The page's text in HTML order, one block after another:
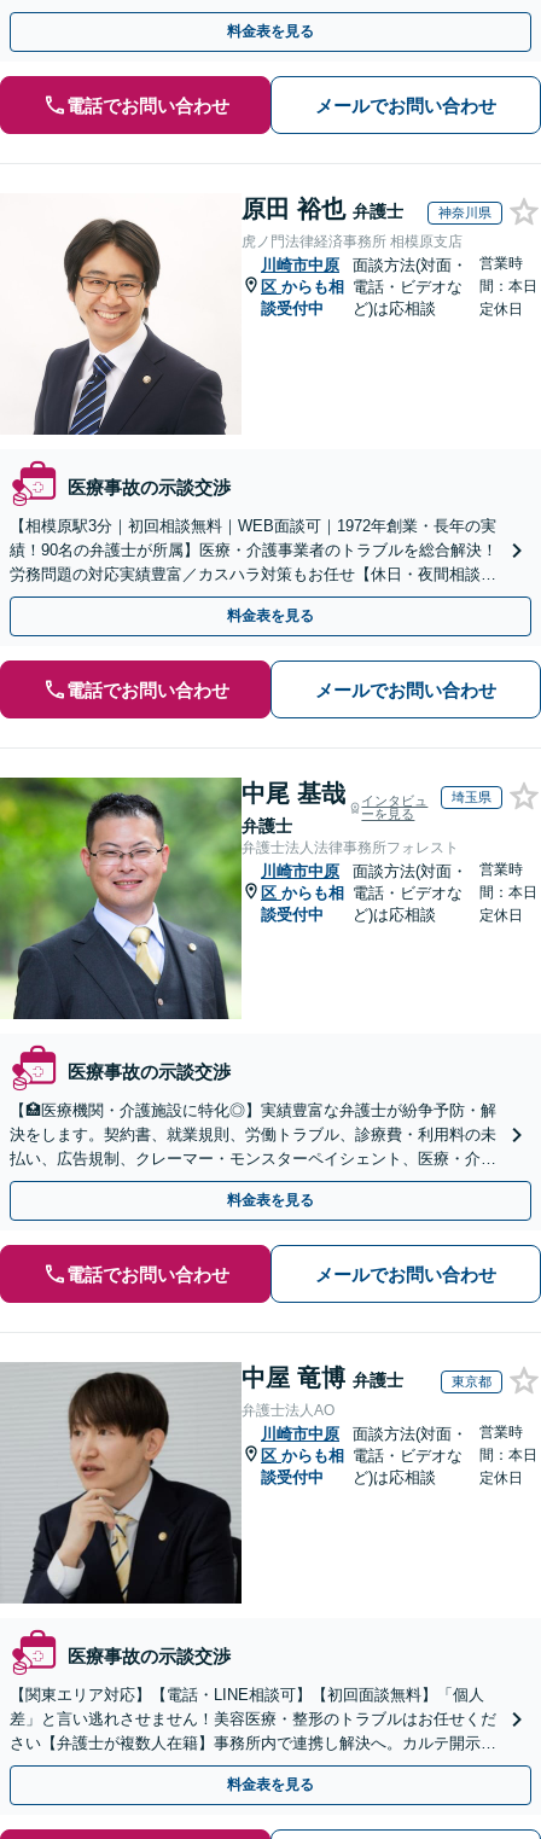
料金表を見る
電話でお問い合わせ メールでお問い合わせ
原田 裕也 弁護士 神奈川県
虎ノ門法律経済事務所 相模原支店
川崎市中原
区 からも相
談受付中
面談方法(対面・
電話・ビデオな
ど)は応相談
営業時
間：本日
定休日
医療事故の示談交渉
【相模原駅3分｜初回相談無料｜WEB面談可｜1972年創業・長年の実
績！90名の弁護士が所属】医療・介護事業者のトラブルを総合解決！
労務問題の対応実績豊富／カスハラ対策もお任せ【休日・夜間相談可
／忙しい方にも安心の柔軟なサポート体制】
料金表を見る
電話でお問い合わせ メールでお問い合わせ
中尾 基哉
弁護士
インタビュ
ーを見る
埼玉県
弁護士法人法律事務所フォレスト
川崎市中原
区 からも相
談受付中
面談方法(対面・
電話・ビデオな
ど)は応相談
営業時
間：本日
定休日
医療事故の示談交渉
【🏥医療機関・介護施設に特化◎】実績豊富な弁護士が紛争予防・解
決をします。契約書、就業規則、労働トラブル、診療費・利用料の未
払い、広告規制、クレーマー・モンスターペイシェント、医療・介護
事故などに対応【顧問契約あり】
料金表を見る
電話でお問い合わせ メールでお問い合わせ
中屋 竜博 弁護士 東京都
弁護士法人AO
川崎市中原
区 からも相
談受付中
面談方法(対面・
電話・ビデオな
ど)は応相談
営業時
間：本日
定休日
医療事故の示談交渉
【関東エリア対応】【電話・LINE相談可】【初回面談無料】「個人
差」と言い逃れさせません！美容医療・整形のトラブルはお任せくだ
さい【弁護士が複数人在籍】事務所内で連携し解決へ。カルテ開示や
返金・賠償請求をサポートいたします【休日夜間面談可】
料金表を見る